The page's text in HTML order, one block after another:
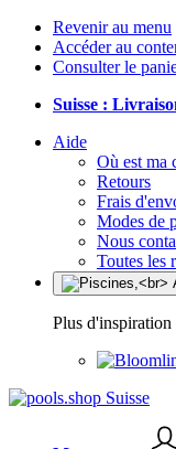
Revenir au menu
Accéder au
Consulter le
Suisse :
Aide
Où est ma
Retours
Frais
Modes de
Nous
Toutes les
Plus d'inspiration